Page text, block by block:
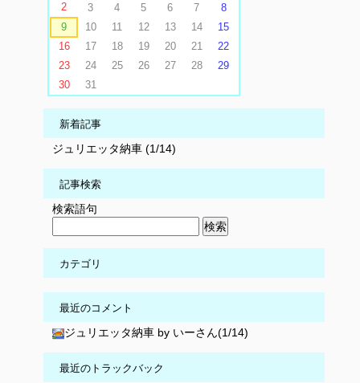
2
3 4 5 6 7
8
9
10 11 12 13 14
15
16
17 18 19 20 21
22
23
24 25 26 27 28
29
30
31
新着記事
ジュリエッタ納車 (1/14)
記事検索
検索語句
カテゴリ
最近のコメント
ジュリエッタ納車 by いーさん(1/14)
最近のトラックバック